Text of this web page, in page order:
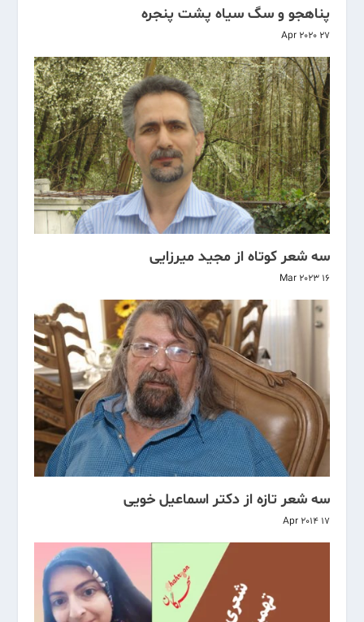
پناهجو و سگ سیاه پشت پنجره
27 Apr 2020
سه شعر کوتاه از مجید میرزایی
16 Mar 2023
سه شعر تازه از دکتر اسماعیل خویی
17 Apr 2014